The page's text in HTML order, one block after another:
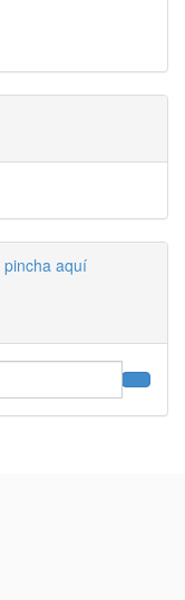
pincha aquí